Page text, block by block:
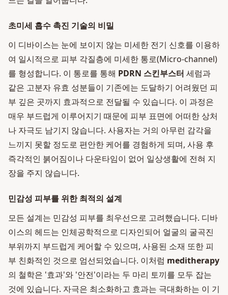
초미세 흡수 촉진 기술의 비밀
이 디바이스는 눈에 보이지 않는 미세한 전기 신호를 이용하
여 일시적으로 피부 각질층에 미세한 통로(Micro-channel)
를 형성합니다. 이 통로를 통해 PDRN 스킨부스터 세럼과
같은 고분자 유효 성분들이 기존에는 도달하기 어려웠던 피
부 깊은 곳까지 효과적으로 전달될 수 있습니다. 이 과정은
매우 부드럽게 이루어지기 때문에 피부 표면에 어떠한 상처
나 자극도 남기지 않습니다. 사용자는 거의 아무런 감각을
느끼지 못할 정도로 편안한 케어를 경험하게 되며, 사용 후
즉각적인 붉어짐이나 다운타임이 없어 일상생활에 전혀 지
장을 주지 않습니다.
민감성 피부를 위한 최적의 설계
모든 설계는 민감성 피부를 최우선으로 고려했습니다. 디바
이스의 헤드는 인체공학적으로 디자인되어 얼굴의 굴곡진
부위까지 부드럽게 케어할 수 있으며, 사용된 소재 또한 피
부 친화적인 것으로 엄선되었습니다. 이처럼 meditherapy
의 철학은 '효과'와 '안전'이라는 두 마리 토끼를 모두 잡는
것에 있습니다. 자극은 최소화하고 효과는 극대화하는 이 기